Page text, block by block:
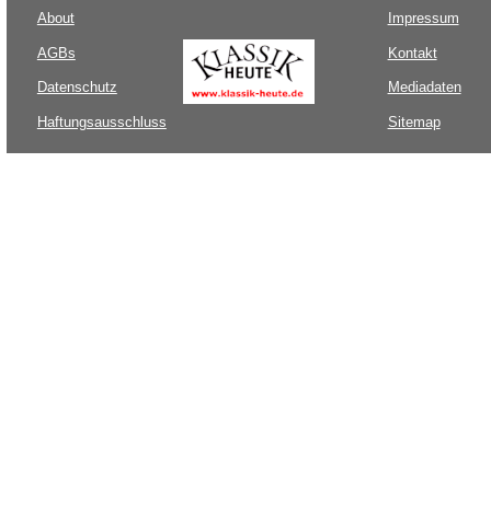
About
AGBs
Datenschutz
Haftungsausschluss
Impressum
Kontakt
Mediadaten
Sitemap